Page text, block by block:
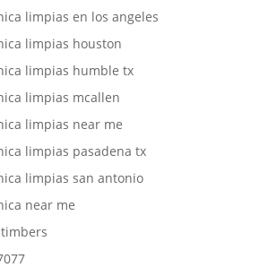
limpias en los angeles
limpias houston
limpias humble tx
limpias mcallen
limpias near me
limpias pasadena tx
limpias san antonio
near me